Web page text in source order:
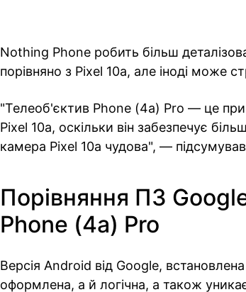
Nothing Phone робить більш
порівняно з Pixel 10a, але іноді може
"Телеоб'єктив Phone (4a) Pro — це
Pixel 10a, оскільки він забезпечує
камера Pixel 10a чудова", —
Порівняння ПЗ
Phone (4a) Pro
Версія Android від Google,
оформлена, а й логічна, а також